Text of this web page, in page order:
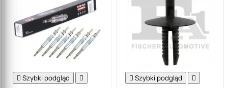
 Szybki podgląd   Szybki podgląd 